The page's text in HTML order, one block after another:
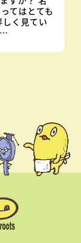
てはとても
く見てい
…